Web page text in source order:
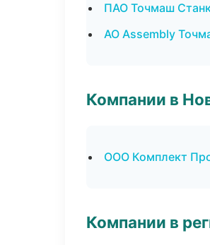
ПАО Точмаш
АО Assembly
Компании в
ООО Комплект
Компании в